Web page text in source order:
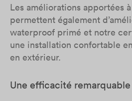
Les améliorations apportées
permettent également
waterproof primé et notre
une installation confortable
en extérieur.
Une efficacité remarquable